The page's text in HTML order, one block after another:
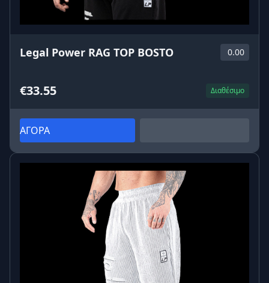
Legal Power RAG TOP BOSTO 0.00
€33.55 Διαθέσιμο
ΑΓΟΡΑ